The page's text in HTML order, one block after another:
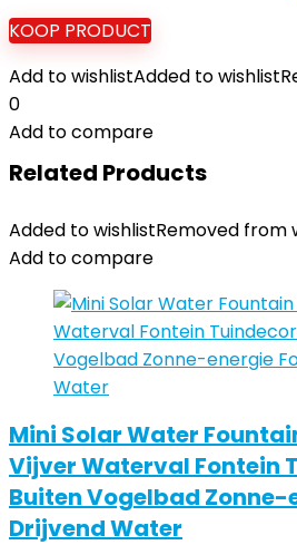
KOOP PRODUCT
Add to wishlistAdded to wishlist
0
Add to compare
Related Products
Added to wishlistRemoved from
Add to compare
Mini Solar Water
Vijver Waterval Fontein
Buiten Vogelbad Zonne-
Drijvend Water